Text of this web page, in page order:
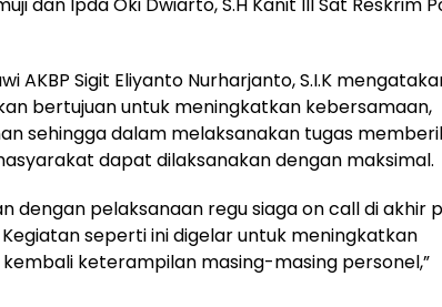
AKBP Sigit Eliyanto Nurharjanto, S.I.K
bertujuan untuk meningkatkan kebersamaan,
sehingga dalam melaksanakan tugas
dapat dilaksanakan dengan maksimal.
dengan pelaksanaan regu siaga on call di akhir
seperti ini digelar untuk meningkatkan
keterampilan masing-masing personel,”